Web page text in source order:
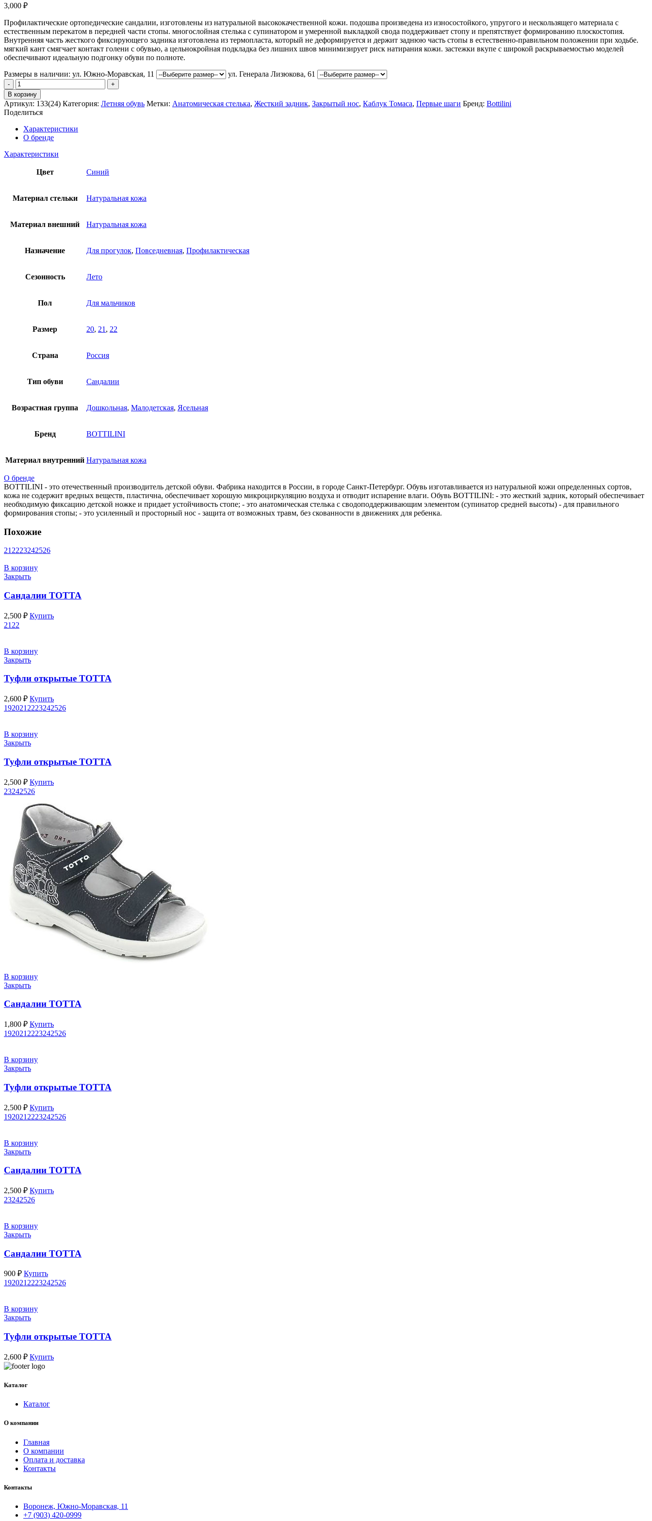
3,000 ₽
Профилактические ортопедические сандалии, изготовлены из натуральной высококачественной кожи. подошва произведена из износостойкого, упругого и нескользящего материала с
естественным перекатом в передней части стопы. многослойная стелька с супинатором и умеренной выкладкой свода поддерживает стопу и препятствует формированию плоскостопия.
Внутренняя часть жесткого фиксирующего задника изготовлена из термопласта, который не деформируется и держит заднюю часть стопы в естественно-правильном положении при ходьбе.
мягкий кант смягчает контакт голени с обувью, а цельнокройная подкладка без лишних швов минимизирует риск натирания кожи. застежки вкупе с широкой раскрываемостью моделей
обеспечивают идеальную подгонку обуви по полноте.
Размеры в наличии: ул. Южно-Моравская, 11
ул. Генерала Лизюкова, 61
Количество
товара
Сандалии
Bottilini
В корзину
Артикул: 133(24) Категория: Летняя обувь Метки: Анатомическая стелька, Жесткий задник, Закрытый нос, Каблук Томаса, Первые шаги Бренд: Bottilini
Поделиться
Характеристики
О бренде
Характеристики
Цвет Синий
Материал стельки Натуральная кожа
Материал внешний Натуральная кожа
Назначение Для прогулок, Повседневная, Профилактическая
Сезонность Лето
Пол Для мальчиков
Размер 20, 21 , 22
Страна Россия
Тип обуви Сандалии
Возрастная группа Дошкольная, Малодетская, Ясельная
Бренд BOTTILINI
Материал внутренний Натуральная кожа
О бренде
BOTTILINI - это отечественный производитель детской обуви. Фабрика находится в России, в городе Санкт-Петербург. Обувь изготавливается из натуральной кожи определенных сортов,
кожа не содержит вредных веществ, пластична, обеспечивает хорошую микроциркуляцию воздуха и отводит испарение влаги. Обувь BOTTILINI: - это жесткий задник, который обеспечивает
необходимую фиксацию детской ножке и придает устойчивость стопе; - это анатомическая стелька с сводоподдерживающим элементом (супинатор средней высоты) - для правильного
формирования стопы; - это усиленный и просторный нос - защита от возможных травм, без скованности в движениях для ребенка.
Похожие
21 2223242526
В корзину
Закрыть
Сандалии ТОТТА
2,500 ₽ Купить
21 22
В корзину
Закрыть
Туфли открытые ТОТТА
2,600 ₽ Купить
192021 2223242526
В корзину
Закрыть
Туфли открытые ТОТТА
2,500 ₽ Купить
23242526
В корзину
Закрыть
Сандалии ТОТТА
1,800 ₽ Купить
192021 2223242526
В корзину
Закрыть
Туфли открытые ТОТТА
2,500 ₽ Купить
192021 2223242526
В корзину
Закрыть
Сандалии ТОТТА
2,500 ₽ Купить
23242526
В корзину
Закрыть
Сандалии ТОТТА
900 ₽ Купить
192021 2223242526
В корзину
Закрыть
Туфли открытые ТОТТА
2,600 ₽ Купить
Каталог
Каталог
О компании
Главная
О компании
Оплата и доставка
Контакты
Контакты
Воронеж, Южно-Моравская, 11
+7 (903) 420-0999